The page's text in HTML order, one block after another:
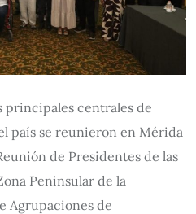
principales centrales de
país se reunieron en Mérida
de Presidentes de las
Peninsular de la
Agrupaciones de